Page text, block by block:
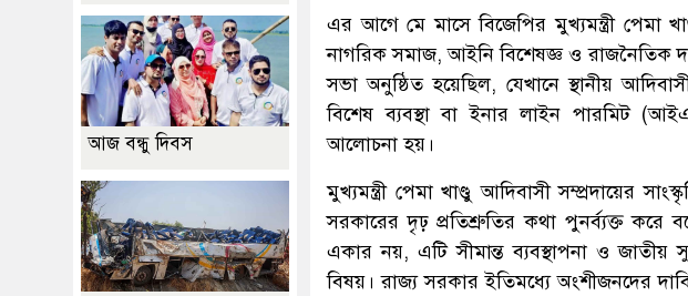
এর আগে মে মাসে বিজেপির মুখ্যমন্ত্রী পেমা
নাগরিক সমাজ, আইনি বিশেষজ্ঞ ও রাজনৈতিক
সভা অনুষ্ঠিত হয়েছিল, যেখানে স্থানীয়
বিশেষ ব্যবস্থা বা ইনার লাইন পারমিট
আলোচনা হয়।
মুখ্যমন্ত্রী পেমা খাণ্ডু আদিবাসী সম্প্রদায়ের
সরকারের দৃঢ় প্রতিশ্রুতির কথা পুনর্ব্যক্ত করে
একার নয়, এটি সীমান্ত ব্যবস্থাপনা ও জাতীয়
বিষয়। রাজ্য সরকার ইতিমধ্যে অংশীজনদের
আজ বন্ধু দিবস